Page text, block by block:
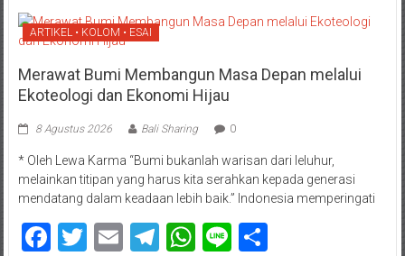
ARTIKEL • KOLOM • ESAI
Merawat Bumi Membangun Masa Depan melalui
Ekoteologi dan Ekonomi Hijau
8 Agustus 2026 Bali Sharing 0
* Oleh Lewa Karma “Bumi bukanlah warisan dari leluhur,
melainkan titipan yang harus kita serahkan kepada generasi
mendatang dalam keadaan lebih baik.” Indonesia memperingati
Facebook
Twitter
EmailTelegram
WhatsApp
LineShare